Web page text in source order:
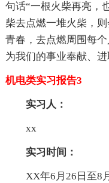
句话“一根火柴再亮，
柴去点燃一堆火柴，
青春，去点燃周围每
为我们的事业奉献、
机电类实习报告3
实习人：
xx
实习时间：
XX年6月26日至8